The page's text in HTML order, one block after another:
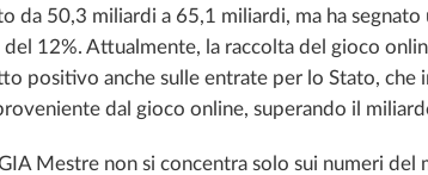
da 50,3 miliardi a 65,1 miliardi, ma ha
12%. Attualmente, la raccolta del gioco
positivo anche sulle entrate per lo Stato, che
dal gioco online, superando il
Mestre non si concentra solo sui numeri del